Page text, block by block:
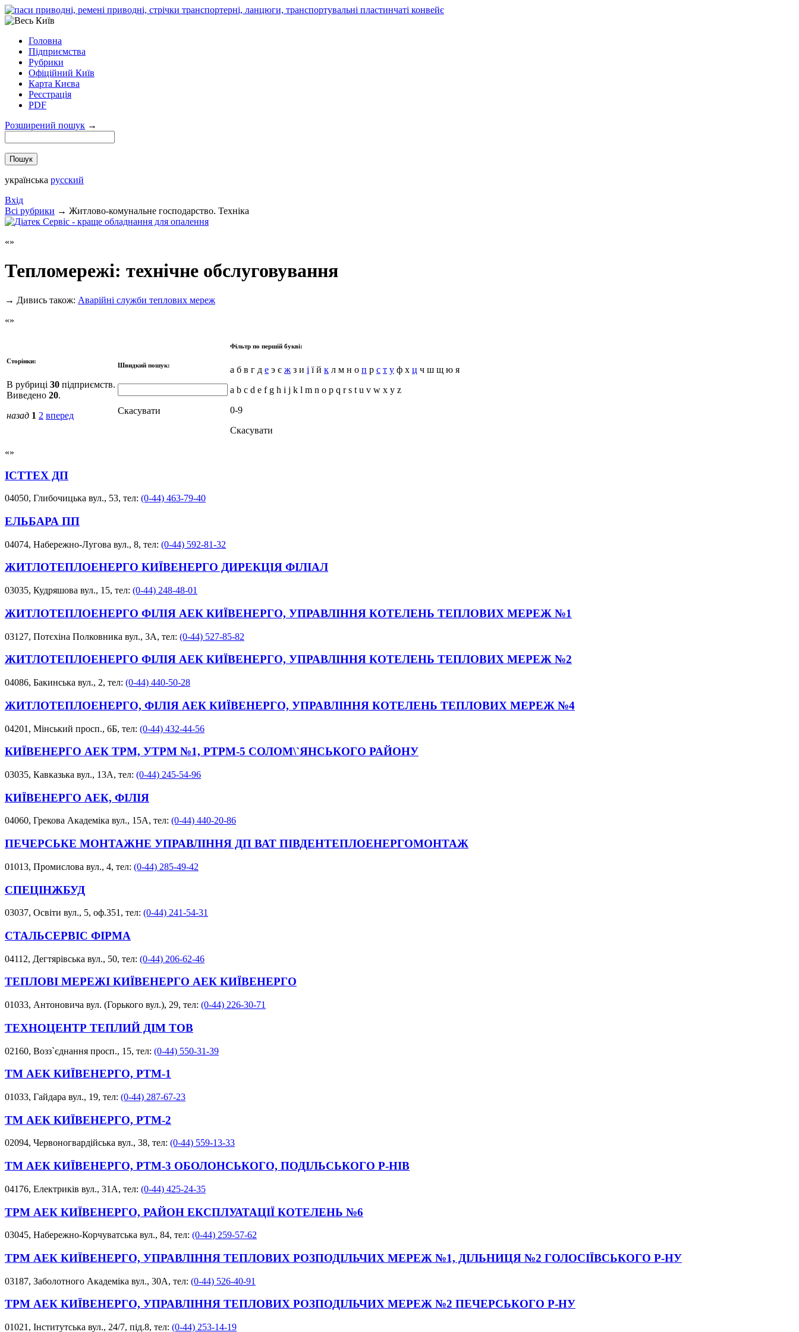
Головна
Підприємства
Рубрики
Офіційний Київ
Карта Києва
Реєстрація
PDF
Розширений пошук →
українська русский
Вхід
Всi рубрики → Житлово-комунальне господарство. Техніка
Тепломережі: технічне обслуговування
→ Дивись також: Аварійні служби теплових мереж
Сторінки:
В рубриці 30 підприємств.
Виведено 20.
назад 1 2 вперед
Швидкий пошук:
Скасувати
Фільтр по першій букві:
а б в г д е э є ж з и і ї й к л м н о п р с т у ф х ц ч ш щ ю я
a b c d e f g h i j k l m n o p q r s t u v w x y z
0-9
Скасувати
ІСТТЕХ ДП
04050, Глибочицька вул., 53, тел: (0-44) 463-79-40
ЕЛЬБАРА ПП
04074, Набережно-Лугова вул., 8, тел: (0-44) 592-81-32
ЖИТЛОТЕПЛОЕНЕРГО КИЇВЕНЕРГО ДИРЕКЦІЯ ФІЛІАЛ
03035, Кудряшова вул., 15, тел: (0-44) 248-48-01
ЖИТЛОТЕПЛОЕНЕРГО ФІЛІЯ АЕК КИЇВЕНЕРГО, УПРАВЛІННЯ КОТЕЛЕНЬ ТЕПЛОВИХ МЕРЕЖ №1
03127, Потєхіна Полковника вул., 3А, тел: (0-44) 527-85-82
ЖИТЛОТЕПЛОЕНЕРГО ФІЛІЯ АЕК КИЇВЕНЕРГО, УПРАВЛІННЯ КОТЕЛЕНЬ ТЕПЛОВИХ МЕРЕЖ №2
04086, Бакинська вул., 2, тел: (0-44) 440-50-28
ЖИТЛОТЕПЛОЕНЕРГО, ФІЛІЯ АЕК КИЇВЕНЕРГО, УПРАВЛІННЯ КОТЕЛЕНЬ ТЕПЛОВИХ МЕРЕЖ №4
04201, Мінський просп., 6Б, тел: (0-44) 432-44-56
КИЇВЕНЕРГО АЕК ТРМ, УТРМ №1, РТРМ-5 СОЛОМ\`ЯНСЬКОГО РАЙОНУ
03035, Кавказька вул., 13А, тел: (0-44) 245-54-96
КИЇВЕНЕРГО АЕК, ФІЛІЯ
04060, Грекова Академіка вул., 15А, тел: (0-44) 440-20-86
ПЕЧЕРСЬКЕ МОНТАЖНЕ УПРАВЛІННЯ ДП ВАТ ПІВДЕНТЕПЛОЕНЕРГОМОНТАЖ
01013, Промислова вул., 4, тел: (0-44) 285-49-42
СПЕЦІНЖБУД
03037, Освіти вул., 5, оф.351, тел: (0-44) 241-54-31
СТАЛЬСЕРВІС ФІРМА
04112, Дегтярівська вул., 50, тел: (0-44) 206-62-46
ТЕПЛОВІ МЕРЕЖІ КИЇВЕНЕРГО АЕК КИЇВЕНЕРГО
01033, Антоновича вул. (Горького вул.), 29, тел: (0-44) 226-30-71
ТЕХНОЦЕНТР ТЕПЛИЙ ДІМ ТОВ
02160, Возз`єднання просп., 15, тел: (0-44) 550-31-39
ТМ АЕК КИЇВЕНЕРГО, РТМ-1
01033, Гайдара вул., 19, тел: (0-44) 287-67-23
ТМ АЕК КИЇВЕНЕРГО, РТМ-2
02094, Червоногвардійська вул., 38, тел: (0-44) 559-13-33
ТМ АЕК КИЇВЕНЕРГО, РТМ-3 ОБОЛОНСЬКОГО, ПОДІЛЬСЬКОГО Р-НІВ
04176, Електриків вул., 31А, тел: (0-44) 425-24-35
ТРМ АЕК КИЇВЕНЕРГО, РАЙОН ЕКСПЛУАТАЦІЇ КОТЕЛЕНЬ №6
03045, Набережно-Корчуватська вул., 84, тел: (0-44) 259-57-62
ТРМ АЕК КИЇВЕНЕРГО, УПРАВЛІННЯ ТЕПЛОВИХ РОЗПОДІЛЬЧИХ МЕРЕЖ №1, ДІЛЬНИЦЯ №2 ГОЛОСІЇВСЬКОГО Р-НУ
03187, Заболотного Академіка вул., 30А, тел: (0-44) 526-40-91
ТРМ АЕК КИЇВЕНЕРГО, УПРАВЛІННЯ ТЕПЛОВИХ РОЗПОДІЛЬЧИХ МЕРЕЖ №2 ПЕЧЕРСЬКОГО Р-НУ
01021, Інститутська вул., 24/7, під.8, тел: (0-44) 253-14-19